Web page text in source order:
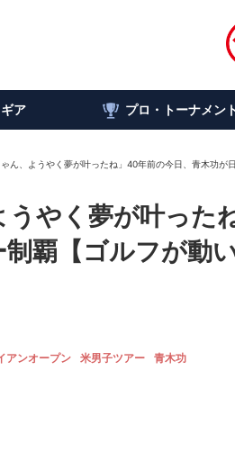
ギア プロ・トーナメン
ゃん、ようやく夢が叶ったね」40年前の今日、青木功が
うやく夢が叶っ
覇【ゴルフが動い
アンオープン 米男子ツアー 青木功